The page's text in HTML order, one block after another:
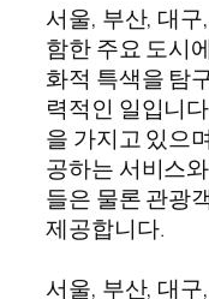
서울, 부산, 대
함한 주요 도시
화적 특색을 탐
력적인 일입니
을 가지고 있으
공하는 서비스
들은 물론 관광
제공합니다.
서울, 부산, 대